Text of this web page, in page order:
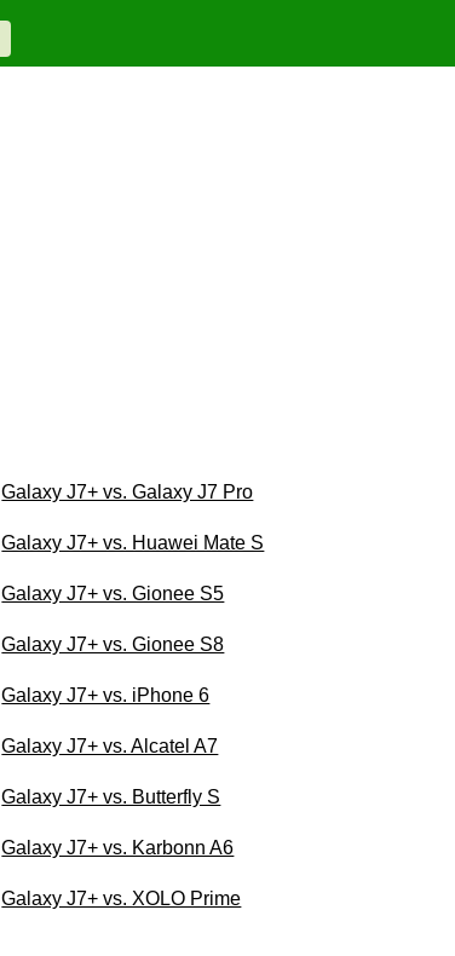
Galaxy J7+ vs. Galaxy J7 Pro
Galaxy J7+ vs. Huawei Mate S
Galaxy J7+ vs. Gionee S5
Galaxy J7+ vs. Gionee S8
Galaxy J7+ vs. iPhone 6
Galaxy J7+ vs. Alcatel A7
Galaxy J7+ vs. Butterfly S
Galaxy J7+ vs. Karbonn A6
Galaxy J7+ vs. XOLO Prime